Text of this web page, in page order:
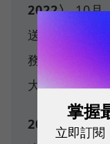
2022〉10月
送，改攻快
務；下半年
大園，作為
2023〉11月
掌握
立即訂閱